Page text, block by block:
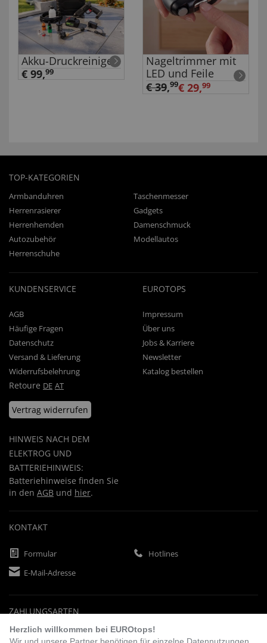
Akku-Druckreiniger
€ 99,99
Nageltrimmer mit
LED und Feile
€ 39,99€ 29,99
TOP-KATEGORIEN
Armbanduhren
Taschenmesser
Herrenrasierer
Gadgets
Herrenhemden
Damenschmuck
Autozubehör
Modellautos
Herrenschuhe
KUNDENSERVICE
AGB
Häufige Fragen
Datenschutz
Versand & Lieferung
Widerrufsbelehrung
Retoure DE AT
Vertrag widerrufen
HINWEIS NACH DEM
ELEKTROG UND
BATTERIEHINWEIS:
Batteriehinweise finden Sie
in den AGB und hier.
EUROTOPS
Impressum
Über uns
Jobs & Karriere
Newsletter
Katalog bestellen
KONTAKT
Formular
Hotlines
E-Mail-Adresse
ZAHLUNGSARTEN
Herzlich willkommen bei EUROtops!